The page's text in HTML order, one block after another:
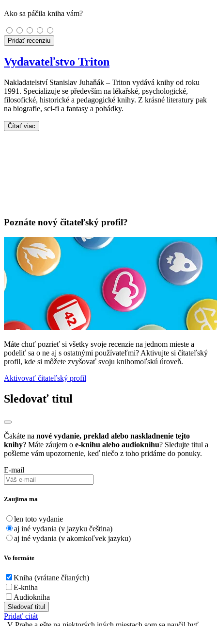
Ako sa páčila kniha vám?
Pridať recenziu
Vydavateľstvo Triton
Nakladatelství Stanislav Juhaňák – Triton vydává knihy od roku
1991. Specializuje se především na lékařské, psychologické,
filosofické, historické a pedagogické knihy. Z krásné literatury pak
na biografie, sci-fi a fantasy a pohádky.
Čítať viac
Poznáte nový čitateľský profil?
Máte chuť pozrieť si všetky svoje recenzie na jednom mieste a
podeliť sa o ne aj s ostatnými používateľmi? Aktivujte si čítateľský
profil, kde si môžete zvyšovať svoju knihomoľskú úroveň.
Aktivovať čitateľský profil
Sledovať titul
Čakáte na nové vydanie, preklad alebo naskladnenie tejto
knihy? Máte záujem o e-knihu alebo audioknihu? Sledujte titul a
pošleme vám upozornenie, keď niečo z toho pridáme do ponuky.
E-mail
Zaujíma ma
len toto vydanie
aj iné vydania (v jazyku čeština)
aj iné vydania (v akomkoľvek jazyku)
Vo formáte
Kniha (vrátane čítaných)
E-kniha
Audiokniha
Sledovať titul
Pridať citát